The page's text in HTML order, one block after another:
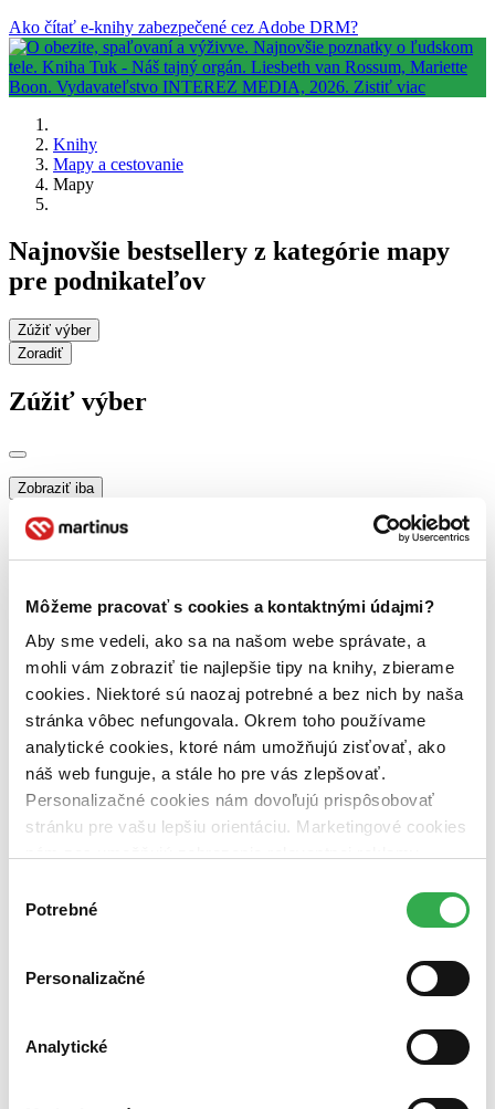
Môžeme pracovať s cookies a kontaktnými údajmi?
Aby sme vedeli, ako sa na našom webe správate, a
mohli vám zobraziť tie najlepšie tipy na knihy, zbierame
cookies. Niektoré sú naozaj potrebné a bez nich by naša
stránka vôbec nefungovala. Okrem toho používame
analytické cookies, ktoré nám umožňujú zisťovať, ako
náš web funguje, a stále ho pre vás zlepšovať.
Personalizačné cookies nám dovoľujú prispôsobovať
stránku pre vašu lepšiu orientáciu. Marketingové cookies
nám pomohlo, keby sme mohli používať všetky tieto
súhlasu
Potrebné
Personalizačné
Analytické
Ako čítať e-knihy zabezpečené cez Adobe DRM?
Knihy
Mapy a cestovanie
Mapy
Najnovšie bestsellery z kategórie mapy
pre podnikateľov
Zúžiť výber
Zoradiť
Zúžiť výber
Zobraziť iba
zľavnené tituly (0 titulov)
na centrálnom sklade (0 titulov)
na centrálnom sklade
predpredaj (0 titulov)predpredaj
pripravujeme (0 titulov)pripravujeme
dostupná (bez vypredaných) (0 titulov)dostupná (bez
Nové / čítané
nová (0 titulov)nová
čítaná (0 titulov)čítaná
čítaná - výborný stav (0 titulov)čítaná - výborný stav
čítaná - mierne opotrebovaná (0 titulov)čítaná - mierne
opotrebovaná
čítané verzie vypredaných kníh (0 titulov)čítané verzie
Zúžiť výber